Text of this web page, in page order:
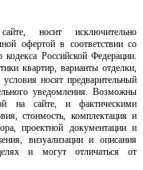
носит исключительно
офертой в соответствии со
Российской Федерации.
квартир, варианты отделки,
носят предварительный
уведомления. Возможны
на сайте, и фактическими
стоимость, комплектация и
проектной документации и
визуализации и описания
и могут отличаться от